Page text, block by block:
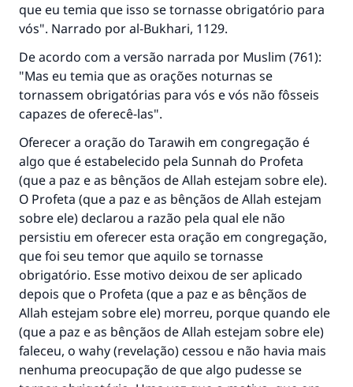
que eu temia que isso se tornasse obrigatório para
vós". Narrado por al-Bukhari, 1129.
De acordo com a versão narrada por Muslim (761):
"Mas eu temia que as orações noturnas se
tornassem obrigatórias para vós e vós não fôsseis
capazes de oferecê-las".
Oferecer a oração do Tarawih em congregação é
algo que é estabelecido pela Sunnah do Profeta
(que a paz e as bênçãos de Allah estejam sobre ele).
O Profeta (que a paz e as bênçãos de Allah estejam
sobre ele) declarou a razão pela qual ele não
persistiu em oferecer esta oração em congregação,
que foi seu temor que aquilo se tornasse
obrigatório. Esse motivo deixou de ser aplicado
depois que o Profeta (que a paz e as bênçãos de
Allah estejam sobre ele) morreu, porque quando ele
(que a paz e as bênçãos de Allah estejam sobre ele)
faleceu, o wahy (revelação) cessou e não havia mais
nenhuma preocupação de que algo pudesse se